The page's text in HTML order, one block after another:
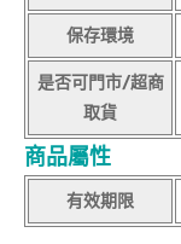
保存環境
是否可門市/超商
取貨
商品屬性
有效期限